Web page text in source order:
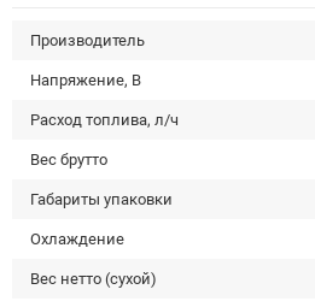
Производитель
Напряжение, В
Расход топлива, л/ч
Вес брутто
Габариты упаковки
Охлаждение
Вес нетто (сухой)